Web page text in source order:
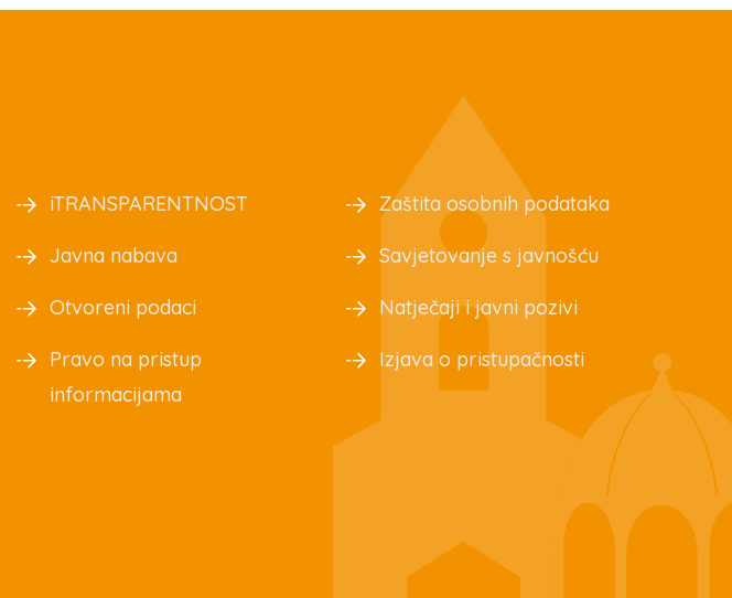
iTRANSPARENTNOST
Javna nabava
Otvoreni podaci
Pravo na pristup
informacijama
Zaštita osobnih podataka
Savjetovanje s javnošću
Natječaji i javni pozivi
Izjava o pristupačnosti